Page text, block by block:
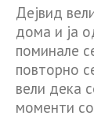
Дејвид
дома и ја
поминале
повторно
вели дека
моменти